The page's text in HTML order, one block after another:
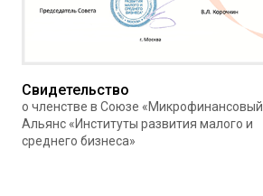
Свидетельство
о членстве в Союзе «Микрофинансовый
Альянс «Институты развития малого и
среднего бизнеса»